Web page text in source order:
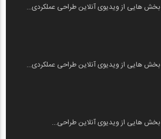
بخش هایی از ویدیوی آنلاین طراحی عملکردی...
بخش هایی از ویدیوی آنلاین طراحی عملکردی...
بخش هایی از ویدیوی آنلاین طراحی...